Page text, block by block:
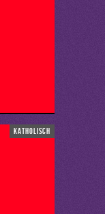
katholisch